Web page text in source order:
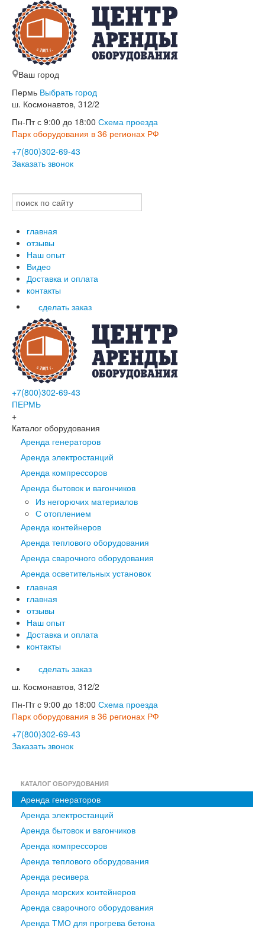
Ваш город
Пермь Выбрать город
ш. Космонавтов, 312/2
Пн-Пт с 9:00 до 18:00 Схема проезда
Парк оборудования в 36 регионах РФ
+7(800)302-69-43
Заказать звонок
главная
отзывы
Наш опыт
Видео
Доставка и оплата
контакты
сделать заказ
+7(800)302-69-43
ПЕРМЬ
+
Каталог оборудования
Аренда генераторов
Аренда электростанций
Аренда компрессоров
Аренда бытовок и вагончиков
Из негорючих материалов
С отоплением
Аренда контейнеров
Аренда теплового оборудования
Аренда сварочного оборудования
Аренда осветительных установок
главная
главная
отзывы
Наш опыт
Доставка и оплата
контакты
сделать заказ
ш. Космонавтов, 312/2
Пн-Пт с 9:00 до 18:00 Схема проезда
Парк оборудования в 36 регионах РФ
+7(800)302-69-43
Заказать звонок
КАТАЛОГ ОБОРУДОВАНИЯ
Аренда генераторов
Аренда электростанций
Аренда бытовок и вагончиков
Аренда компрессоров
Аренда теплового оборудования
Аренда ресивера
Аренда морских контейнеров
Аренда сварочного оборудования
Аренда ТМО для прогрева бетона